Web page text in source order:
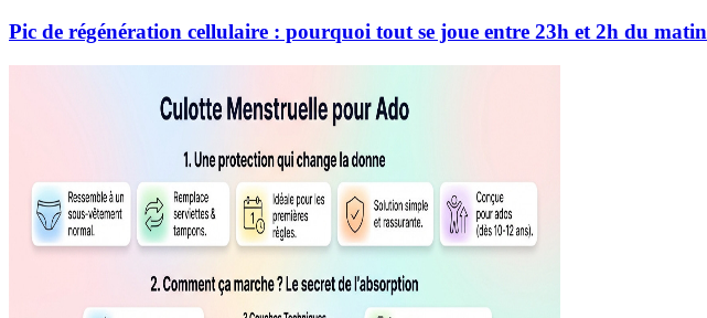
Pic de régénération cellulaire : pourquoi tout se joue entre 23h et 2h du matin